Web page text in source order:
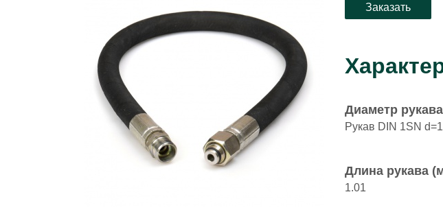
Диаметр
Рукав DIN 1SN
Длина рукава
1.01